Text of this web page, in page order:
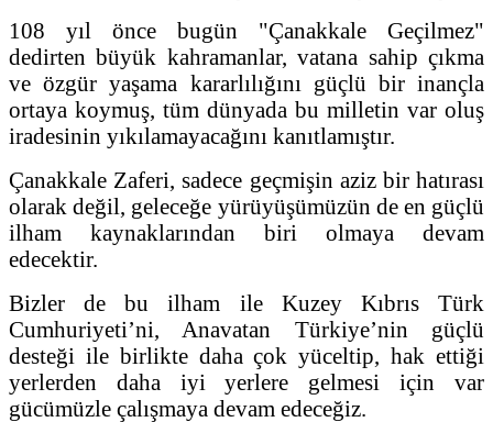
108 yıl önce bugün "Çanakkale Geçilmez"
dedirten büyük kahramanlar, vatana sahip çıkma
ve özgür yaşama kararlılığını güçlü bir inançla
ortaya koymuş, tüm dünyada bu milletin var oluş
iradesinin yıkılamayacağını kanıtlamıştır.
Çanakkale Zaferi, sadece geçmişin aziz bir hatırası
olarak değil, geleceğe yürüyüşümüzün de en güçlü
ilham kaynaklarından biri olmaya devam
edecektir.
Bizler de bu ilham ile Kuzey Kıbrıs Türk
Cumhuriyeti’ni, Anavatan Türkiye’nin güçlü
desteği ile birlikte daha çok yüceltip, hak ettiği
yerlerden daha iyi yerlere gelmesi için var
gücümüzle çalışmaya devam edeceğiz.